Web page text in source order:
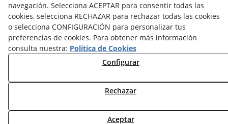
POLÍTICA DE COOKIES
POLÍTICA DE PRIVACIDAD
DERECHO DESISITIMIENTO
CONDICIONES USO
CONDICIONES COMPRA
© 08/2026 DEAC SOLUCIONS ENERGÈTIQUES, S.L. -
Todos los derechos reservados.
navegación. Selecciona ACEPTAR para consentir todas las
cookies, selecciona RECHAZAR para rechazar todas las cookies
o selecciona CONFIGURACIÓN para personalizar tus
preferencias de cookies. Para obtener más información
consulta nuestra: Política de Cookies
Configurar
Rechazar
Aceptar